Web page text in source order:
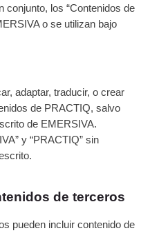
conjunto, los “Contenidos de
o se utilizan bajo
adaptar, traducir, o crear
de PRACTIQ, salvo
de EMERSIVA.
y “PRACTIQ” sin
de terceros
pueden incluir contenido de